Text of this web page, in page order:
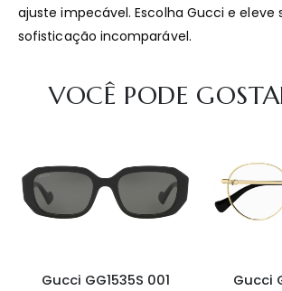
ajuste impecável. Escolha Gucci e eleve
sofisticação incomparável.
VOCÊ PODE
Gucci GG1535S 001 Gucci